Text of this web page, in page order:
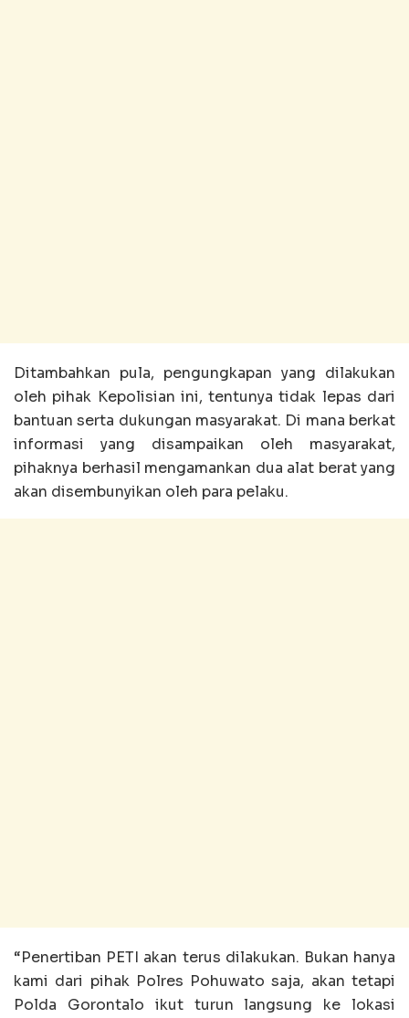
Ditambahkan pula, pengungkapan yang dilakukan
oleh pihak Kepolisian ini, tentunya tidak lepas dari
bantuan serta dukungan masyarakat. Di mana berkat
informasi yang disampaikan oleh masyarakat,
pihaknya berhasil mengamankan dua alat berat yang
akan disembunyikan oleh para pelaku.
“Penertiban PETI akan terus dilakukan. Bukan hanya
kami dari pihak Polres Pohuwato saja, akan tetapi
Polda Gorontalo ikut turun langsung ke lokasi